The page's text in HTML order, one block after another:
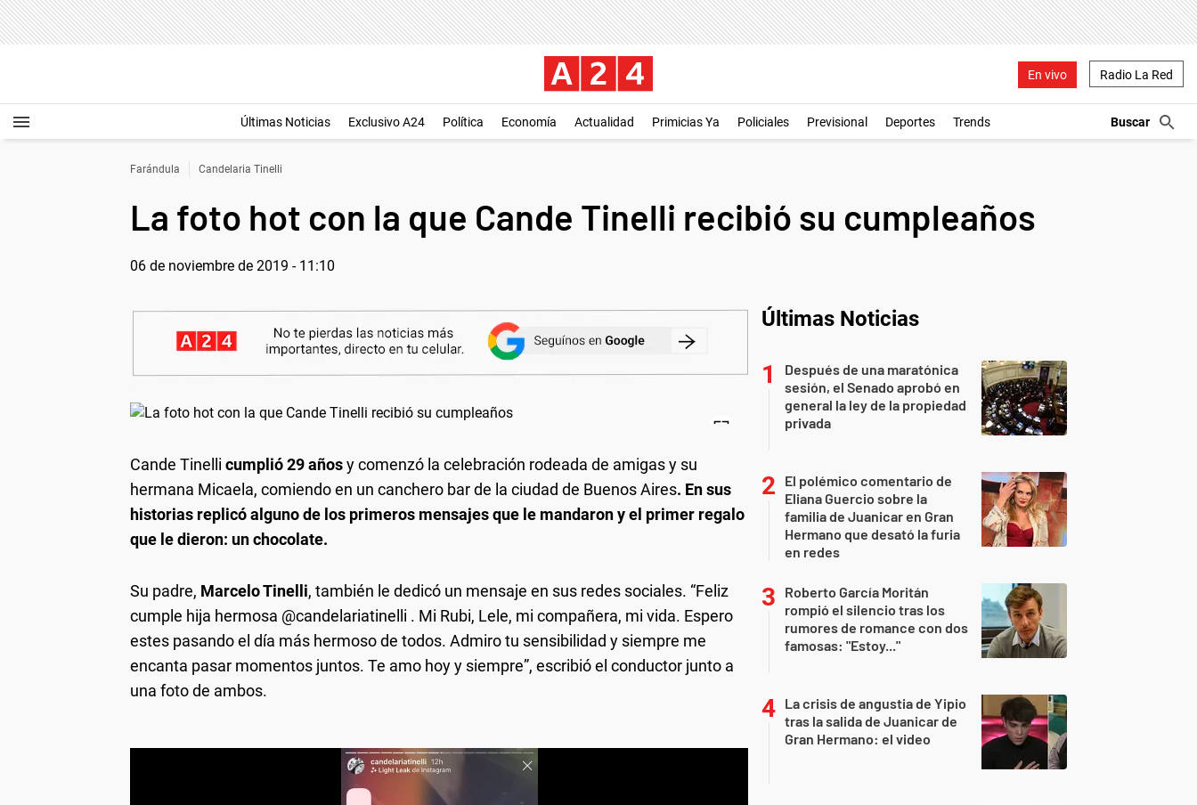
En vivo Radio La Red
Últimas Noticias Exclusivo A24 Política Economía Actualidad Primicias Ya Policiales Previsional Deportes Trends
Farándula Candelaria Tinelli
La foto hot con la que Cande Tinelli recibió su cumpleaños
06 de noviembre de 2019 - 11:10
Cande Tinelli cumplió 29 añosy comenzó la celebración rodeada de amigas y su
hermana Micaela, comiendo en un canchero bar de la ciudad de Buenos Aires. En sus
historias replicó alguno de los primeros mensajes que le mandaron y el primer regalo
que le dieron: un chocolate.
Su padre, Marcelo Tinelli, también le dedicó un mensaje en sus redes sociales. “Feliz
cumple hija hermosa @candelariatinelli . Mi Rubi, Lele, mi compañera, mi vida. Espero
estes pasando el día más hermoso de todos. Admiro tu sensibilidad y siempre me
encanta pasar momentos juntos. Te amo hoy y siempre”, escribió el conductor junto a
una foto de ambos.
Últimas Noticias
Después de una maratónica
sesión, el Senado aprobó en
general la ley de la propiedad
privada
El polémico comentario de
Eliana Guercio sobre la
familia de Juanicar en Gran
Hermano que desató la furia
en redes
Roberto García Moritán
rompió el silencio tras los
rumores de romance con dos
famosas: "Estoy..."
La crisis de angustia de Yipio
tras la salida de Juanicar de
Gran Hermano: el video